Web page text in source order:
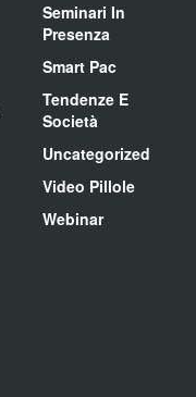
Seminari In
Presenza
Smart Pac
Tendenze E
Società
Uncategorized
Video Pillole
Webinar